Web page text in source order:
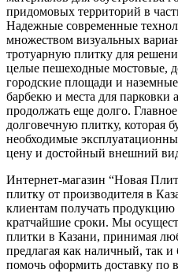
придомовых территорий в
Надежные современные
множеством визуальных
тротуарную плитку для
целые пешеходные мостовые,
городские площади и
барбекю и места для парковки
продолжать еще долго.
долговечную плитку, которая
необходимые
цену и достойный внешний
Интернет-магазин “Новая
плитку от производителя в
клиентам получать
кратчайшие сроки. Мы
плитки в Казани, принимая
предлагая как наличный, так
помочь оформить доставку по